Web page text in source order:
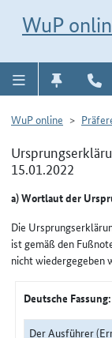
WuP
WuP online
15.01.2022
a) Wortlaut der
Die
ist gemäß den
nicht wiedergegeben
Deutsche Fassung:
Der Ausführer